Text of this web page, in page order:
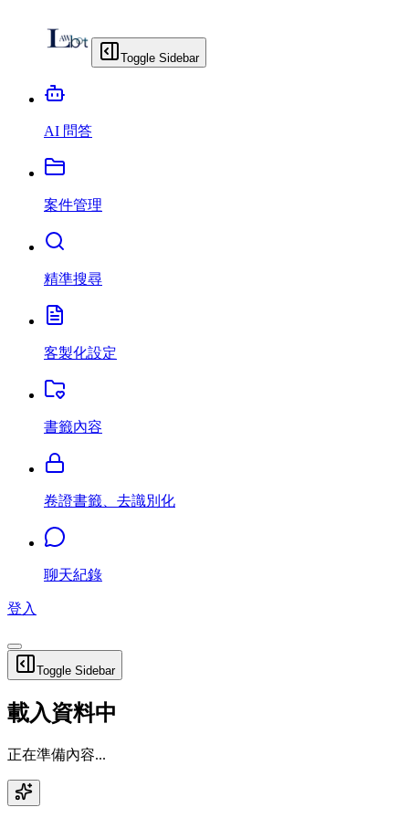
Toggle Sidebar
AI 問答
案件管理
精準搜尋
客製化設定
書籤內容
卷證書籤、去識別化
聊天紀錄
登入
Toggle Sidebar
載入資料中
正在準備內容...